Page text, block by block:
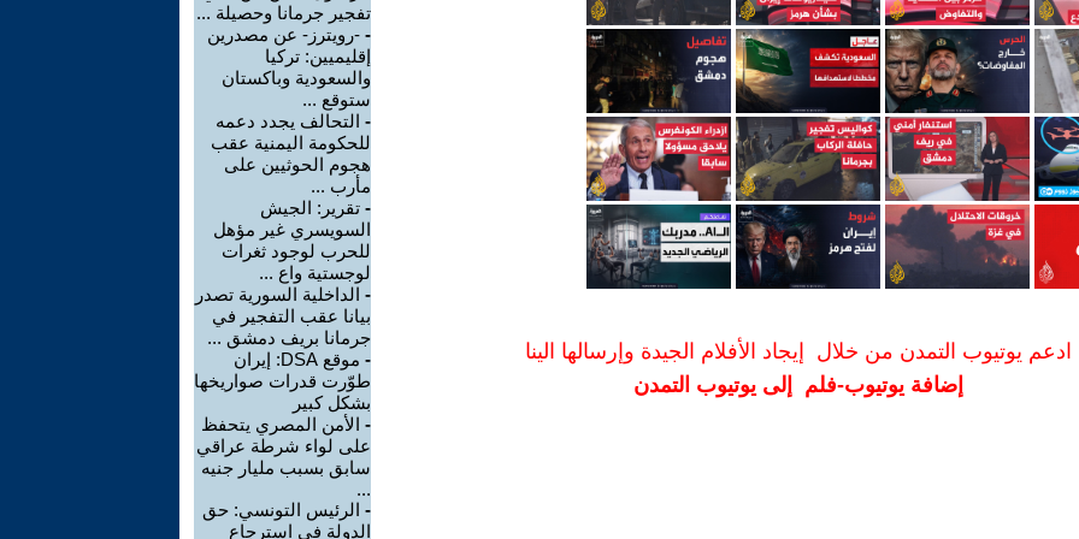
ادعم يوتيوب التمدن من خلال إيجاد الأفلام الجيدة وإرسالها الينا
إضافة يوتيوب-فلم إلى يوتيوب التمدن
تفجير جرمانا وحصيلة ...
- -رويترز- عن مصدرين
إقليميين: تركيا
والسعودية وباكستان
ستوقع ...
- التحالف يجدد دعمه
للحكومة اليمنية عقب
هجوم الحوثيين على
مأرب ...
- تقرير: الجيش
السويسري غير مؤهل
للحرب لوجود ثغرات
لوجستية واع ...
- الداخلية السورية تصدر
بيانا عقب التفجير في
جرمانا بريف دمشق ...
-
موقع DSA: إيران
طوّرت قدرات صواريخها
بشكل كبير
- الأمن المصري يتحفظ
على لواء شرطة عراقي
سابق بسبب مليار جنيه
...
- الرئيس التونسي: حق
الدولة في استرجاع